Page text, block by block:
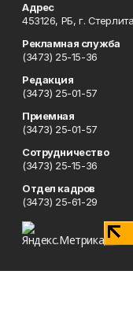
Адрес
453126, РБ, г.
Рекламная служба
(3473) 25-15-36
Редакция
(3473) 25-01-57
Приемная
(3473) 25-01-57
Сотрудничество
(3473) 25-15-36
Отдел кадров
(3473) 25-61-29